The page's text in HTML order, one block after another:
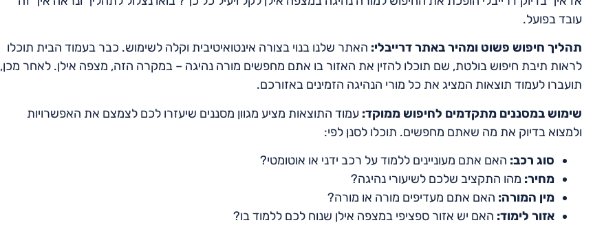
עובד בפועל.
תהליך חיפוש פשוט ומהיר באתר דרייבלי: האתר שלנו בנוי בצורה אינטואיטיבית וקלה לשימוש. כבר בעמוד הבית תוכלו
לראות תיבת חיפוש בולטת, שם תוכלו להזין את האזור בו אתם מחפשים מורה נהיגה – במקרה הזה, מצפה אילן. לאחר מכן,
תועברו לעמוד תוצאות המציג את כל מורי הנהיגה הזמינים באזורכם.
שימוש במסננים מתקדמים לחיפוש ממוקד: עמוד התוצאות מציע מגוון מסננים שיעזרו לכם לצמצם את האפשרויות
ולמצוא בדיוק את מה שאתם מחפשים. תוכלו לסנן לפי:
סוג רכב: האם אתם מעוניינים ללמוד על רכב ידני או אוטומטי?
מחיר: מהו התקציב שלכם לשיעורי נהיגה?
מין המורה: האם אתם מעדיפים מורה או מורה?
אזור לימוד: האם יש אזור ספציפי במצפה אילן שנוח לכם ללמוד בו?